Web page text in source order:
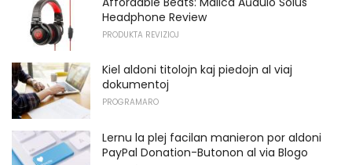
Headphone Review
PRODUKTA REVIZIOJ
Kiel aldoni titolojn kaj piedojn al viaj
dokumentoj
PROGRAMARO
Lernu la plej facilan manieron por aldoni
PayPal Donation-Butonon al via Blogo